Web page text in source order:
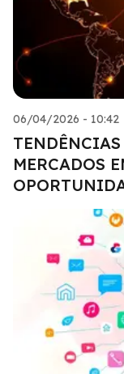
06/04/2026 - 10:42
MERCADOS